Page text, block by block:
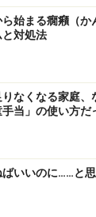
理由を聞き
いときはまず
に回収し、振
して「まっ
き行動を具体
いが成立しな
断することを
す）。「一回
始まる癇癪（か
対処法
りなくなる家庭
当」の使い方だ
ばいいのに……と